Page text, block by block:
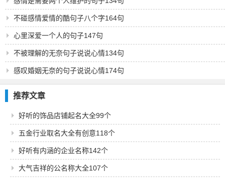
不碰感情爱情的酷句子八个字164句
心里深爱一个人的句子147句
不被理解的无奈句子说说心情134句
感叹婚姻无奈的句子说说心情174句
推荐文章
好听的饰品店铺起名大全99个
五金行业取名大全有创意118个
好听有内涵的企业名称142个
大气吉祥的公名称大全107个